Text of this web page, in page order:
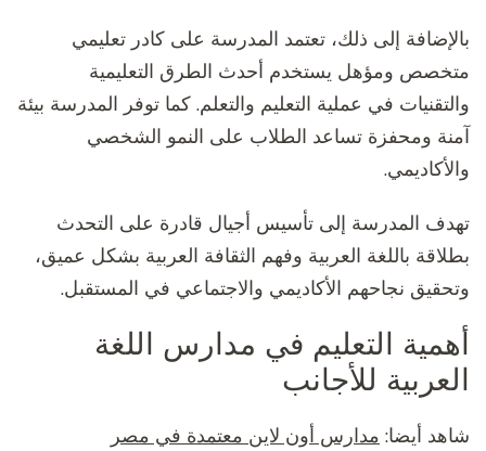
بالإضافة إلى ذلك، تعتمد المدرسة على كادر تعليمي
متخصص ومؤهل يستخدم أحدث الطرق التعليمية
والتقنيات في عملية التعليم والتعلم. كما توفر المدرسة بيئة
آمنة ومحفزة تساعد الطلاب على النمو الشخصي
والأكاديمي.
تهدف المدرسة إلى تأسيس أجيال قادرة على التحدث
بطلاقة باللغة العربية وفهم الثقافة العربية بشكل عميق،
وتحقيق نجاحهم الأكاديمي والاجتماعي في المستقبل.
أهمية التعليم في مدارس اللغة
العربية للأجانب
شاهد أيضا: مدارس أون لاين معتمدة في مصر